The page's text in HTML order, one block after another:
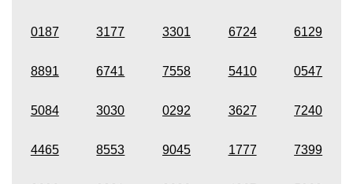
0187 3177 3301 6724 6129
8891 6741 7558 5410 0547
5084 3030 0292 3627 7240
4465 8553 9045 1777 7399